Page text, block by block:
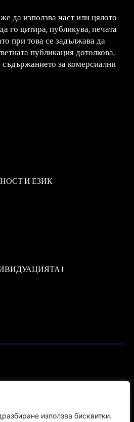
използва бисквитки.
да използва част или цялото
го цитира, публикува, печата
при това се задължава да
публикация дотолкова,
съдържанието за комерсиални
И ЕЗИК
I